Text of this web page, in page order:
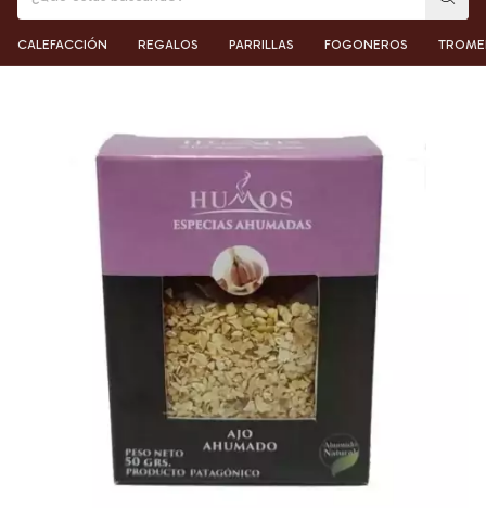
CALEFACCIÓN REGALOS PARRILLAS FOGONEROS